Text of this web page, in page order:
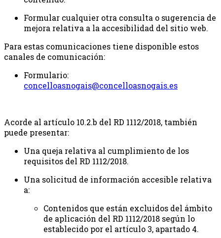
Formular cualquier otra consulta o sugerencia de
mejora relativa a la accesibilidad del sitio web.
Para estas comunicaciones tiene disponible estos
canales de comunicación:
Formulario:
concelloasnogais@concelloasnogais.es
Acorde al artículo 10.2.b del RD 1112/2018, también
puede presentar:
Una queja relativa al cumplimiento de los
requisitos del RD 1112/2018.
Una solicitud de información accesible relativa
a:
Contenidos que están excluidos del ámbito
de aplicación del RD 1112/2018 según lo
establecido por el artículo 3, apartado 4.